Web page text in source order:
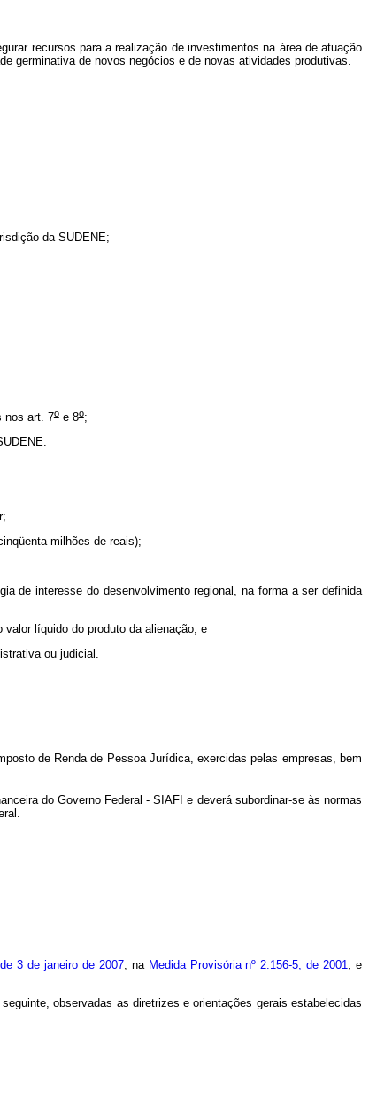
recursos para a realização de investimentos na área de atuação
germinativa de novos negócios e de novas atividades produtivas.
da SUDENE;
nos art. 7oe 8o;
milhões de reais);
de interesse do desenvolvimento regional, na forma a ser definida
líquido do produto da alienação; e
ou judicial.
de Renda de Pessoa Jurídica, exercidas pelas empresas, bem
do Governo Federal - SIAFI e deverá subordinar-se às normas
3 de janeiro de 2007, na Medida Provisória nº 2.156-5, de 2001, e
observadas as diretrizes e orientações gerais estabelecidas